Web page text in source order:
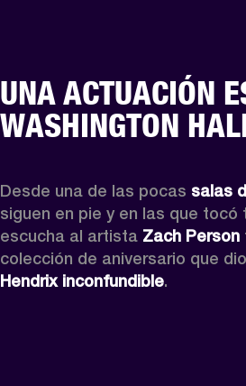
UNA ACTUACIÓN
WASHINGTON
Desde una de las pocas salas
siguen en pie y en las que tocó
escucha al artista Zach Person
colección de aniversario que
Hendrix inconfundible.